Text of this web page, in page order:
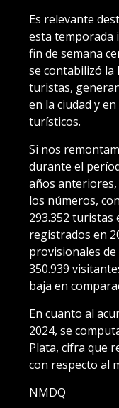
Es relevante
esta temporada
fin de semana
se contabilizó la
turistas,
en la ciudad y
turísticos.
Si nos
durante el
años
los números,
293.352 turistas
registrados en
provisionales
350.939
baja en
En cuanto al
2024, se
Plata, cifra que
con respecto al
NMDQ